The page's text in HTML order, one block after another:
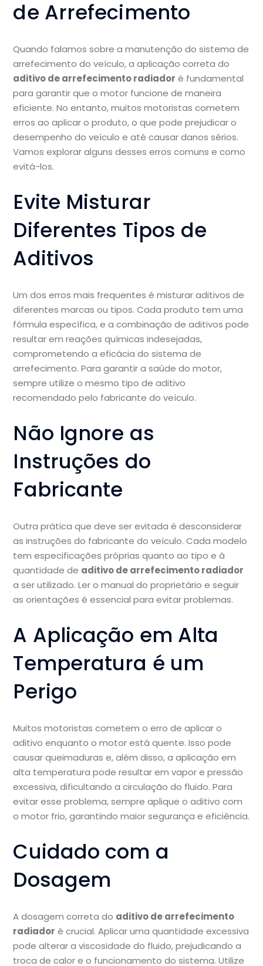
de Arrefecimento
Quando falamos sobre a manutenção do sistema de
arrefecimento do veículo, a aplicação correta do
aditivo de arrefecimento radiador é fundamental
para garantir que o motor funcione de maneira
eficiente. No entanto, muitos motoristas cometem
erros ao aplicar o produto, o que pode prejudicar o
desempenho do veículo e até causar danos sérios.
Vamos explorar alguns desses erros comuns e como
evitá-los.
Evite Misturar
Diferentes Tipos de
Aditivos
Um dos erros mais frequentes é misturar aditivos de
diferentes marcas ou tipos. Cada produto tem uma
fórmula específica, e a combinação de aditivos pode
resultar em reações químicas indesejadas,
comprometendo a eficácia do sistema de
arrefecimento. Para garantir a saúde do motor,
sempre utilize o mesmo tipo de aditivo
recomendado pelo fabricante do veículo.
Não Ignore as
Instruções do
Fabricante
Outra prática que deve ser evitada é desconsiderar
as instruções do fabricante do veículo. Cada modelo
tem especificações próprias quanto ao tipo e à
quantidade de aditivo de arrefecimento radiador
a ser utilizado. Ler o manual do proprietário e seguir
as orientações é essencial para evitar problemas.
A Aplicação em Alta
Temperatura é um
Perigo
Muitos motoristas cometem o erro de aplicar o
aditivo enquanto o motor está quente. Isso pode
causar queimaduras e, além disso, a aplicação em
alta temperatura pode resultar em vapor e pressão
excessiva, dificultando a circulação do fluido. Para
evitar esse problema, sempre aplique o aditivo com
o motor frio, garantindo maior segurança e eficiência.
Cuidado com a
Dosagem
A dosagem correta do aditivo de arrefecimento
radiador é crucial. Aplicar uma quantidade excessiva
pode alterar a viscosidade do fluido, prejudicando a
troca de calor e o funcionamento do sistema. Utilize